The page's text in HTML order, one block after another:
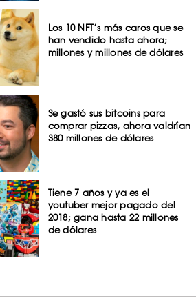
Los 10 NFT’s más caros que se
han vendido hasta ahora;
millones y millones de dólares
Se gastó sus bitcoins para
comprar pizzas, ahora valdrían
380 millones de dólares
Tiene 7 años y ya es el
youtuber mejor pagado del
2018; gana hasta 22 millones
de dólares